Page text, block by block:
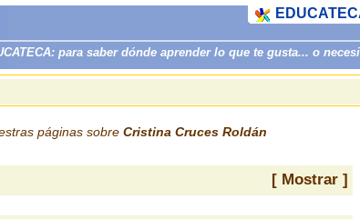
para saber dónde aprender lo que te gusta... o
páginas sobreCristina Cruces Roldán
[ Mostrar ]